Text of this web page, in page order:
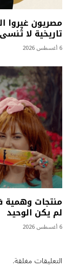
مصريون غيروا
تاريخية لا تُنسى
6 أغسطس 2026
منتجات وهمية
لم يكن الوحيد
6 أغسطس 2026
التعليقات مغلقة.